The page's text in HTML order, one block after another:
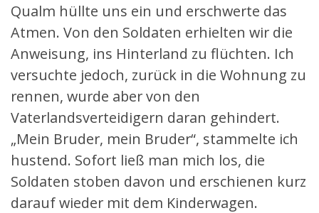
Qualm hüllte uns ein und erschwerte das
Atmen. Von den Soldaten erhielten wir die
Anweisung, ins Hinterland zu flüchten. Ich
versuchte jedoch, zurück in die Wohnung zu
rennen, wurde aber von den
Vaterlandsverteidigern daran gehindert.
„Mein Bruder, mein Bruder“, stammelte ich
hustend. Sofort ließ man mich los, die
Soldaten stoben davon und erschienen kurz
darauf wieder mit dem Kinderwagen.